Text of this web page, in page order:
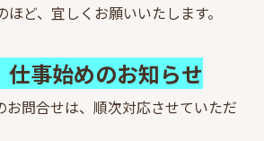
ど、宜しくお願いいたします。
事始めのお知らせ
お問合せは、順次対応させていただ